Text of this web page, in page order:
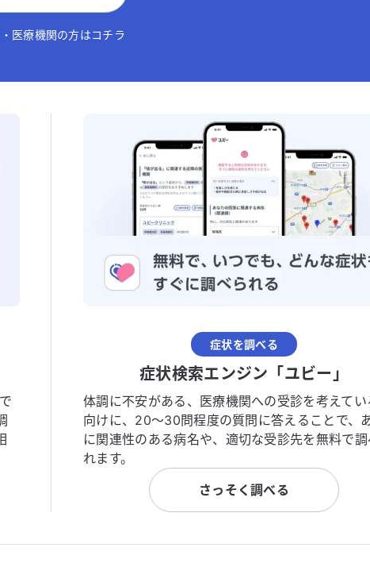
医療機関の方はコチラ
症状を調べる
症状検索エンジン「ユビー」
体調に不安がある、医療機関への受診を考えてい
向けに、20〜30問程度の質問に答えることで、
に関連性のある病名や、適切な受診先を無料で調
れます。
さっそく調べる